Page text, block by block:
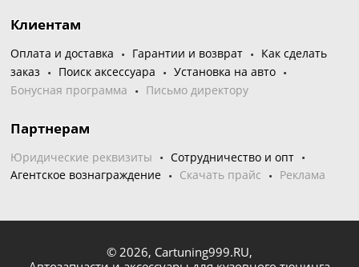
Клиентам
Оплата и доставка Гарантии и возврат
Как сделать
заказ
Поиск аксессуара
Установка на авто
Бонусная программа
Письмо директору
Партнерам
Юридические реквизиты
Сотрудничество и опт
Агентское вознаграждение
Скачать прайс Реклама
© 2026, Cartuning999.RU,